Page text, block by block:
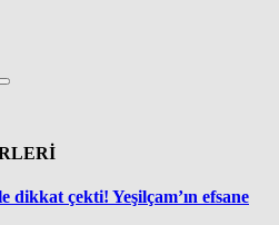
dikkat çekti! Yeşilçam’ın efsane